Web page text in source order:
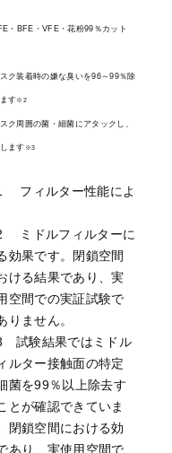
・BFE・VFE・花粉99％カット
スク装着時の嫌な臭いを96～99％除
す※2
スク周囲の菌・細菌にアタックし、
ます ※3
フィルター性能によ
ミドルフィルターに
効果です。閉鎖空間
ける結果であり、実
空間での実証試験で
りません。
試験結果ではミドル
ルター接触面の特定
菌を99％以上除去す
とが確認できていま
閉鎖空間における効
あり、実使用空間で